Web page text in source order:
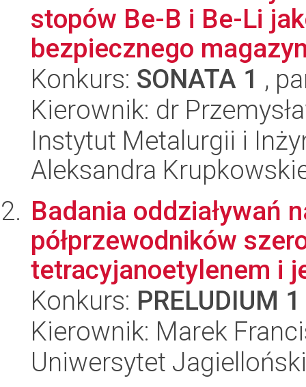
stopów Be-B i Be-Li
bezpiecznego
Konkurs: SONATA 1 ,
Kierownik: dr
Instytut Metalurgii i
Aleksandra
Badania oddziaływań
półprzewodników
tetracyjanoetylenem i
Konkurs: PRELUDIUM 1
Kierownik: Marek
Uniwersytet